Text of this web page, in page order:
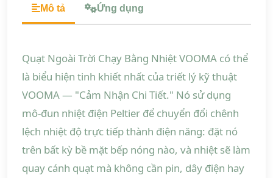
Mô tả Ứng dụng
Quạt Ngoài Trời Chạy Bằng Nhiệt VOOMA có thể
là biểu hiện tinh khiết nhất của triết lý kỹ thuật
VOOMA — "Cảm Nhận Chi Tiết." Nó sử dụng
mô-đun nhiệt điện Peltier để chuyển đổi chênh
lệch nhiệt độ trực tiếp thành điện năng: đặt nó
trên bất kỳ bề mặt bếp nóng nào, và nhiệt sẽ làm
quay cánh quạt mà không cần pin, dây điện hay